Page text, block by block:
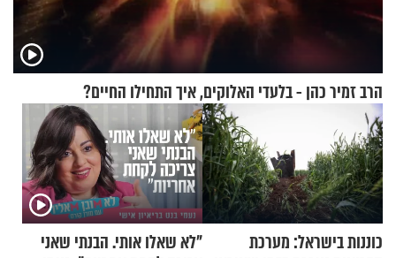
הרב זמיר כהן - בלעדי האלוקים, איך התחילו החיים?
כוננות בישראל: מערכת
"לא שאלו אותי. הבנתי שאני